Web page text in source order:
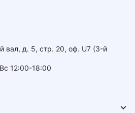
вал, д. 5, стр. 20, оф. U7 (3-й
12:00-18:00